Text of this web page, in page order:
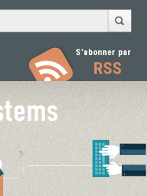
S'abonner par
RSS